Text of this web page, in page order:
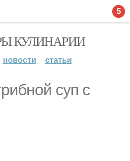
КУЛИНАРИИ
новости статьи
суп с
5